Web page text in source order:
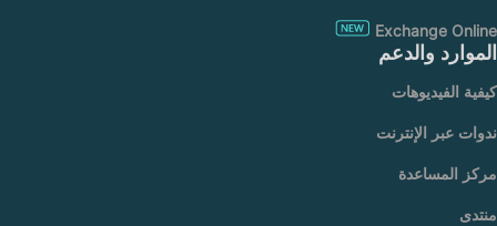
Exchange Online
الموارد والدعم
كيفية الفيديوهات
ندوات عبر الإنترنت
مركز المساعدة
منتدى